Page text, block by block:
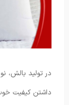
در تولید بالش،
داشتن کیفیت